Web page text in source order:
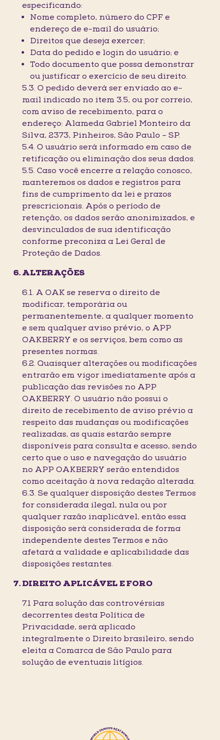
especificando:
Nome completo, número do CPF e
endereço de e-mail do usuário;
Direitos que deseja exercer;
Data do pedido e login do usuário; e
Todo documento que possa demonstrar
ou justificar o exercício de seu direito.
5.3. O pedido deverá ser enviado ao e-
mail indicado no item 3.5, ou por correio,
com aviso de recebimento, para o
endereço: Alameda Gabriel Monteiro da
Silva, 2373, Pinheiros, São Paulo – SP.
5.4. O usuário será informado em caso de
retificação ou eliminação dos seus dados.
5.5. Caso você encerre a relação conosco,
manteremos os dados e registros para
fins de cumprimento da lei e prazos
prescricionais. Após o período de
retenção, os dados serão anonimizados, e
desvinculados de sua identificação
conforme preconiza a Lei Geral de
Proteção de Dados.
ALTERAÇÕES
6.1. A OAK se reserva o direito de
modificar, temporária ou
permanentemente, a qualquer momento
e sem qualquer aviso prévio, o APP
OAKBERRY e os serviços, bem como as
presentes normas.
6.2. Quaisquer alterações ou modificações
entrarão em vigor imediatamente após a
publicação das revisões no APP
OAKBERRY. O usuário não possui o
direito de recebimento de aviso prévio a
respeito das mudanças ou modificações
realizadas, as quais estarão sempre
disponíveis para consulta e acesso, sendo
certo que o uso e navegação do usuário
no APP OAKBERRY serão entendidos
como aceitação à nova redação alterada.
6.3. Se qualquer disposição destes Termos
for considerada ilegal, nula ou por
qualquer razão inaplicável, então essa
disposição será considerada de forma
independente destes Termos e não
afetará a validade e aplicabilidade das
disposições restantes.
DIREITO APLICÁVEL E FORO
7.1 Para solução das controvérsias
decorrentes desta Política de
Privacidade, será aplicado
integralmente o Direito brasileiro, sendo
eleita a Comarca de São Paulo para
solução de eventuais litígios.